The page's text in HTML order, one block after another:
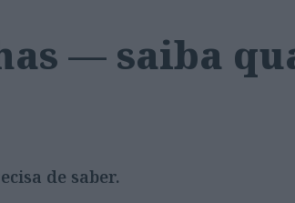
— saiba
de saber.